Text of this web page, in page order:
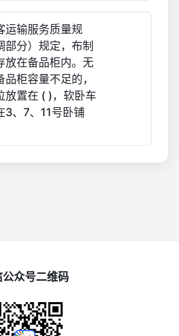
运输服务质量规
部分）规定，布制
放在备品柜内。无
柜容量不足的，
放置在 ( )，软卧车
3、7、11号卧铺
公众号二维码